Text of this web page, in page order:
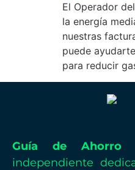
El Operador
la energía
nuestras
puede
para reducir
Guía de Ahorro
independiente